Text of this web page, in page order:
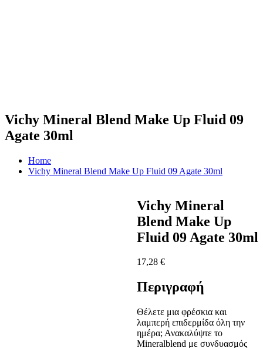
Vichy Mineral Blend Make Up Fluid 09
Agate 30ml
Home
Vichy Mineral Blend Make Up Fluid 09 Agate 30ml
Vichy Mineral
Blend Make Up
Fluid 09 Agate 30ml
17,28 €
Περιγραφή
Θέλετε μια φρέσκια και
λαμπερή επιδερμίδα όλη την
ημέρα; Ανακαλύψτε το
Mineralblend με συνδυασμός